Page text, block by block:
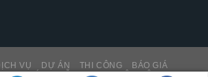
VỤ DỰ ÁN THI CÔNG
BÁO GIÁ
– TIN TỨC
HỖ TRỢ KH LIÊN HỆ